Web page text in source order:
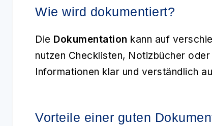
Wie wird dokumentiert?
Die Dokumentation kann auf
nutzen Checklisten, Notizbücher
Informationen klar und verständlich
Vorteile einer guten